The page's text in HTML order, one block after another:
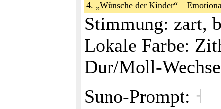
4. „Wünsche der Kinder“ –
Stimmung: zart,
Lokale Farbe:
Dur/
Suno‑Prompt: ˧